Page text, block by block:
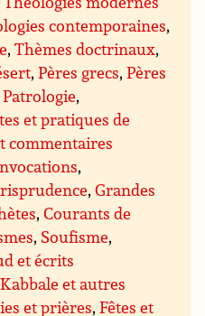
contemporaines,
,Thèmes doctrinaux,
,Pères grecs,Pères
Patrologie,
et pratiques de
commentaires
,
,Grandes
,Courants de
, Soufisme,
et écrits
Kabbale et autres
et prières,Fêtes et